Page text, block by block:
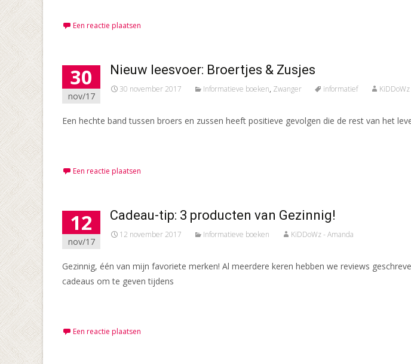
Een reactie plaatsen
30
nov/17
Nieuw leesvoer: Broertjes & Zusjes
30 november 2017 Informatieve boeken, Zwanger informatief
Een hechte band tussen broers en zussen heeft positieve gevolgen die de rest van het
Een reactie plaatsen
12
nov/17
Cadeau-tip: 3 producten van Gezinnig!
12 november 2017 Informatieve boeken KiDDoWz - Amanda
Gezinnig, één van mijn favoriete merken! Al meerdere keren hebben we reviews
cadeaus om te geven tijdens
Een reactie plaatsen